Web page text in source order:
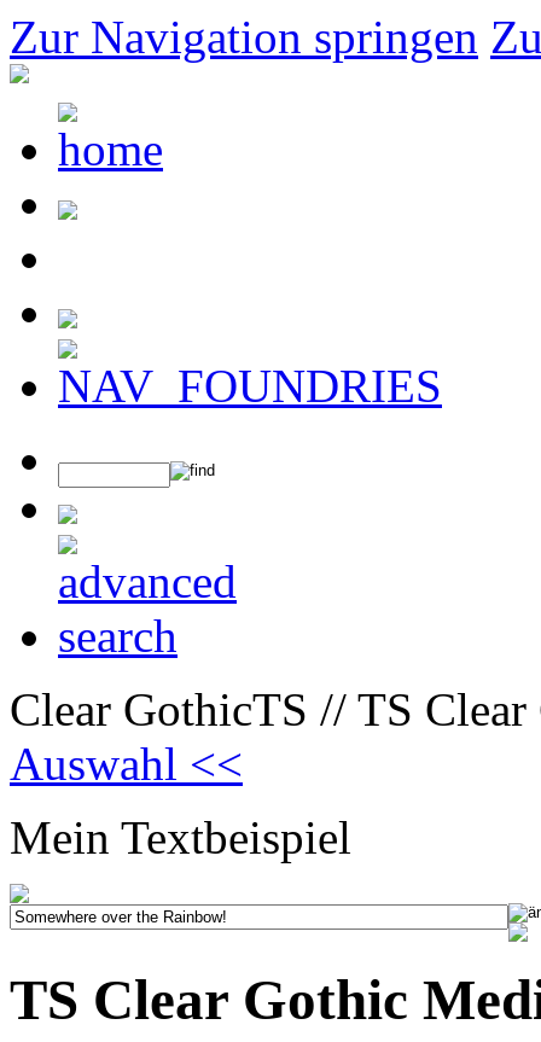
Zur Navigation springen
Clear GothicTS // TS
Auswahl <<
Mein Textbeispiel
TS Clear Gothic